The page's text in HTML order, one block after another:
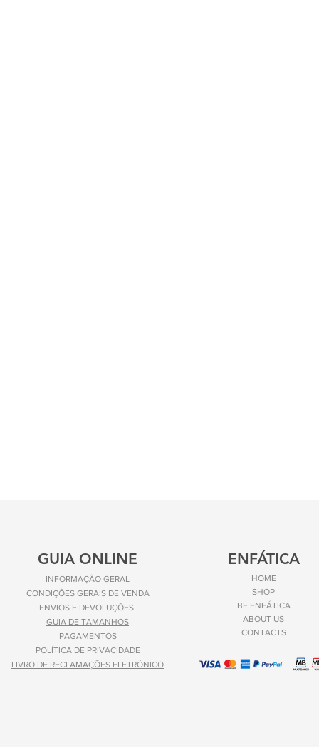
GUIA ONLINE
INFORMAÇÃO GERAL
CONDIÇÕES GERAIS DE VENDA
ENVIOS E DEVOLUÇÕES
GUIA DE TAMANHOS
PAGAMENTOS
POLÍTICA DE PRIVACIDADE
LIVRO DE RECLAMAÇÕES ELETRÓNICO
ENFÁTICA
HOME
SHOP
BE ENFÁTICA
ABOUT US
CONTACTS